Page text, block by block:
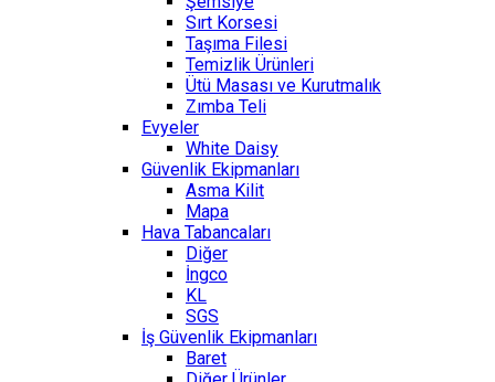
Sırt Korsesi
Taşıma Filesi
Temizlik Ürünleri
Ütü Masası ve Kurutmalık
Zımba Teli
Evyeler
White Daisy
Güvenlik Ekipmanları
Asma Kilit
Mapa
Hava Tabancaları
Diğer
İngco
KL
SGS
İş Güvenlik Ekipmanları
Baret